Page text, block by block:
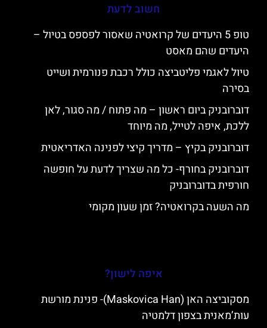
חשוב לדעת
טופ 5 היעדים של קרואטיה שאסור לפספס בטיול –
היעדים שהם מאסט
טיול לאגמי פליטביצה כולל רכבת פנורמית ושייט
בסירה
דוברובניק ביום ראשון – מה פתוח / מה סגור, לאן
ללכת, איפה לטייל, מה מיוחד
דוברובניק בקיץ – מדריך קיצי לפנינה האדריאטית
דוברובניק בחורף- כל מה שצריך לדעת על חופשה
חורפית בדוברובניק
מה השעה בקרואטיה? זמן שעון מקומי
איפה לישון?
מסקוביצה האן (Maskovica Han)- פנינת מורשת
עות’מאנית בצפון דלמטיה